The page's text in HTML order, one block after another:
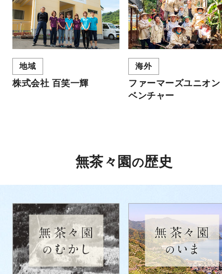
地域
株式会社 百笑一輝
海外
ファーマーズユニオン
ベンチャー
無茶々園 の歴史